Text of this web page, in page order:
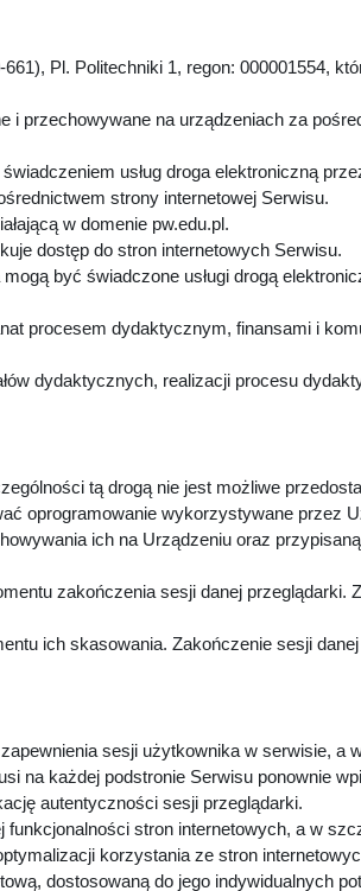
Pl. Politechniki 1, regon: 000001554,
przechowywane na urządzeniach za
usług droga elektroniczną
strony internetowej Serwisu.
w domenie pw.edu.pl.
dostęp do stron internetowych Serwisu.
być świadczone usługi drogą
procesem dydaktycznym, finansami i
dydaktycznych, realizacji procesu
tą drogą nie jest możliwe
oprogramowanie wykorzystywane przez
ich na Urządzeniu oraz
zakończenia sesji danej przeglądarki.
ich skasowania. Zakończenie sesji
sesji użytkownika w serwisie, a
na każdej podstronie Serwisu ponownie
autentyczności sesji przeglądarki.
stron internetowych, a w
korzystania ze stron
dostosowaną do jego indywidualnych